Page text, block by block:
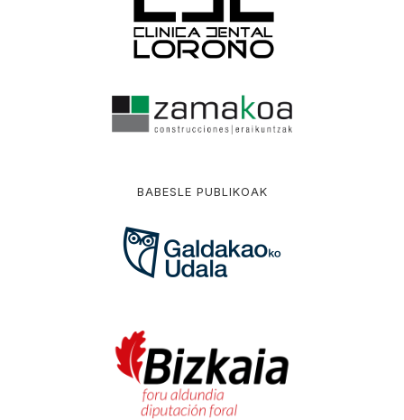
BABESLE PUBLIKOAK